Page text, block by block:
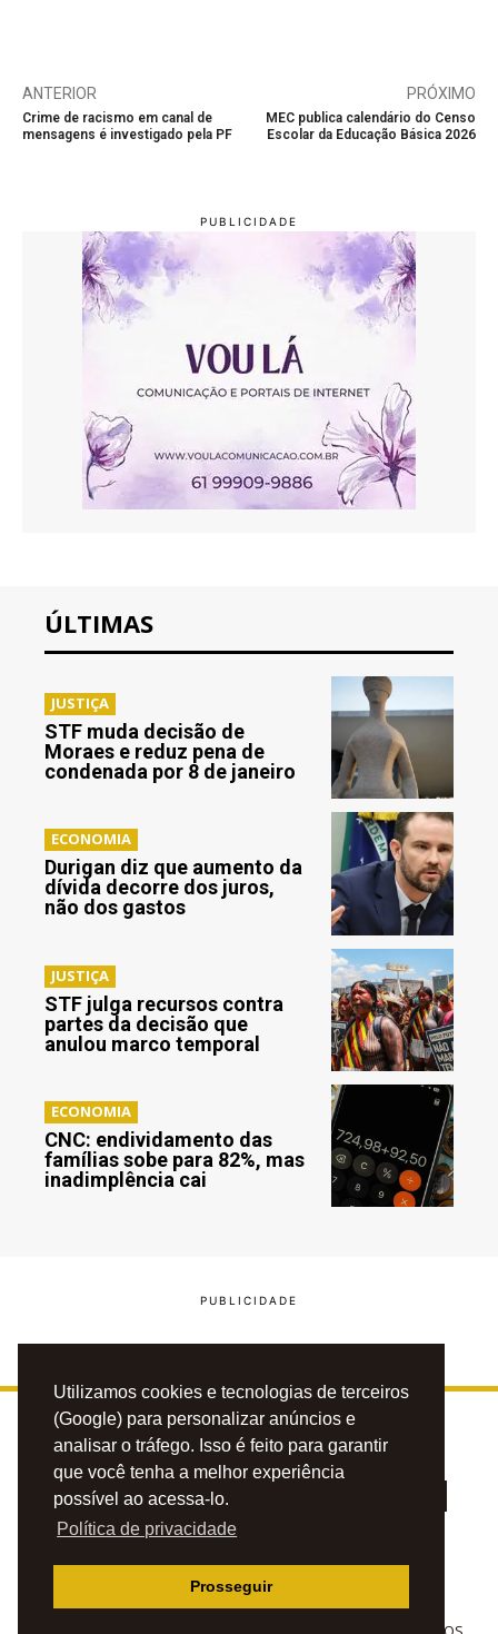
Utilizamos cookies e tecnologias de terceiros
(Google) para personalizar anúncios e
analisar o tráfego. Isso é feito para garantir
que você tenha a melhor experiência
possível ao acessa-lo.
Política de privacidade
Prosseguir
ANTERIOR
Crime de racismo em canal de
mensagens é investigado pela PF
PRÓXIMO
MEC publica calendário do Censo
Escolar da Educação Básica 2026
ÚLTIMAS
JUSTIÇA
STF muda decisão de
Moraes e reduz pena de
condenada por 8 de janeiro
ECONOMIA
Durigan diz que aumento da
dívida decorre dos juros,
não dos gastos
JUSTIÇA
STF julga recursos contra
partes da decisão que
anulou marco temporal
ECONOMIA
CNC: endividamento das
famílias sobe para 82%, mas
inadimplência cai
PRIVACIDADE CONTATO